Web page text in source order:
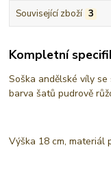
Související zboží 3
Kompletní
Soška andělské víly
barva šatů pudrově
Výška 18 cm, materiál